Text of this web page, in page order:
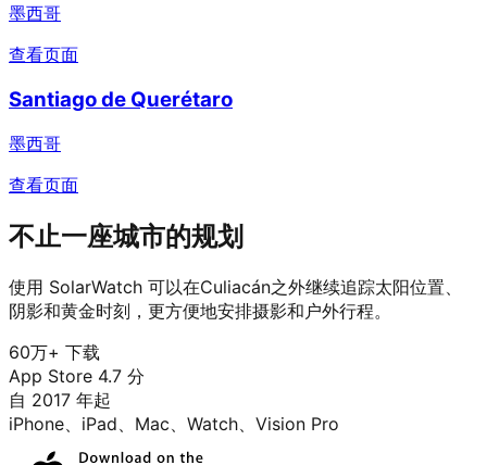
墨西哥
查看页面
Santiago de Querétaro
墨西哥
查看页面
不止一座城市的规划
使用 SolarWatch 可以在Culiacán之外继续追踪太阳位置、
阴影和黄金时刻，更方便地安排摄影和户外行程。
60万+ 下载
App Store 4.7 分
自 2017 年起
iPhone、iPad、Mac、Watch、Vision Pro